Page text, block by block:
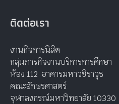
ติดต่อเรา
งานกิจการนิสิต
กลุ่มภารกิจงานบริการการศึกษา
ห้อง 112 อาคารมหาวชิราวุธ
คณะอักษรศาสตร์
จุฬาลงกรณ์มหาวิทยาลัย 10330